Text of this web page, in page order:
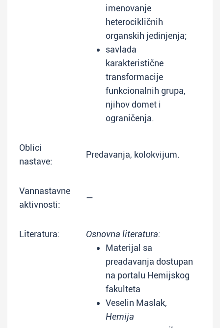
imenovanje
heterocikličnih
organskih jedinjenja;
savlada
karakteristične
transformacije
funkcionalnih grupa,
njihov domet i
ograničenja.
Oblici
nastave:
Predavanja, kolokvijum.
Vannastavne
aktivnosti:
—
Literatura:
Osnovna literatura:
Materijal sa
preadavanja dostupan
na portalu Hemijskog
fakulteta
Veselin Maslak,
Hemija